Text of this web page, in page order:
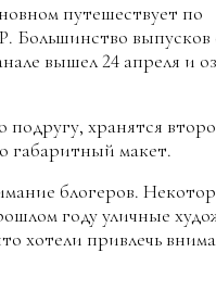
путешествует по
выпусков
вышел 24 апреля и
подругу, хранятся
габаритный макет.
блогеров.
году уличные
хотели привлечь